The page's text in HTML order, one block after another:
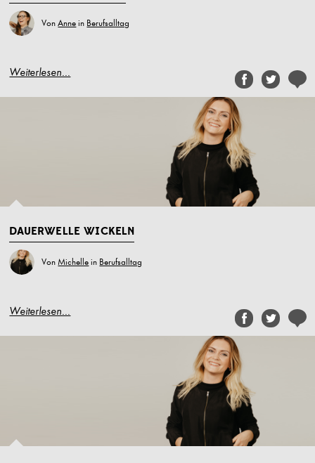
VonAnne in Berufsalltag
Weiterlesen...
DAUERWELLE WICKELN
VonMichelle in Berufsalltag
Weiterlesen...